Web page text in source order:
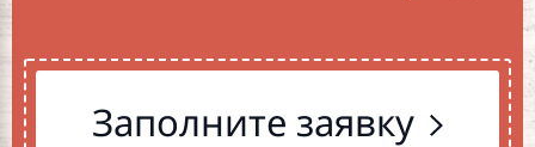
Заполните заявку